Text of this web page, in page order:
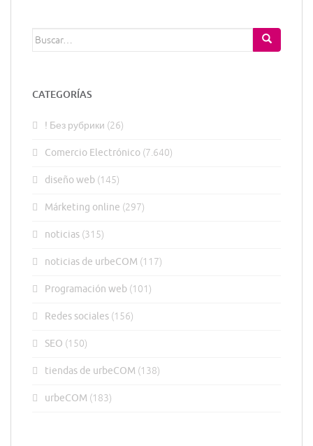
Buscar:
CATEGORÍAS
! Без рубрики (26)
Comercio Electrónico (7.640)
diseño web (145)
Márketing online (297)
noticias (315)
noticias de urbeCOM (117)
Programación web (101)
Redes sociales (156)
SEO (150)
tiendas de urbeCOM (138)
urbeCOM (183)